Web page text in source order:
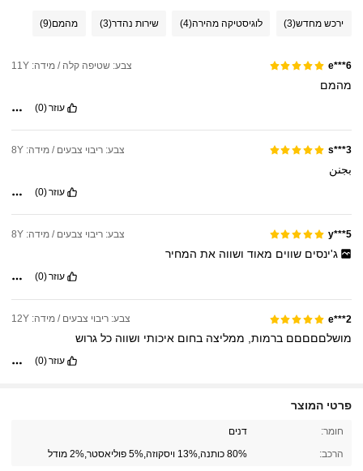
ירכש מחדש(3) לוגיסטיקה מהירה(4) שירות נהדר(3) מהמם(9)
e***6 צבע: שטיפה קלה / מידה: 11Y
מהמם
עוזר(0)
s***3 צבע: ריבוי צבעים / מידה: 8Y
بجنن
עוזר(0)
y***5 צבע: ריבוי צבעים / מידה: 8Y
ג'ינסים שווים מאוד ושווה את המחיר
עוזר(0)
e***2 צבע: ריבוי צבעים / מידה: 12Y
מושלםםםםםברמות, ממליצהבחוםאיכותי ושווהכלגרוש
עוזר(0)
פרטי המוצר
חומר: דנים
הרכב: 80% כותנה,13% ויסקוזה,5% פוליאסטר,2% מודל
11K עוקבים